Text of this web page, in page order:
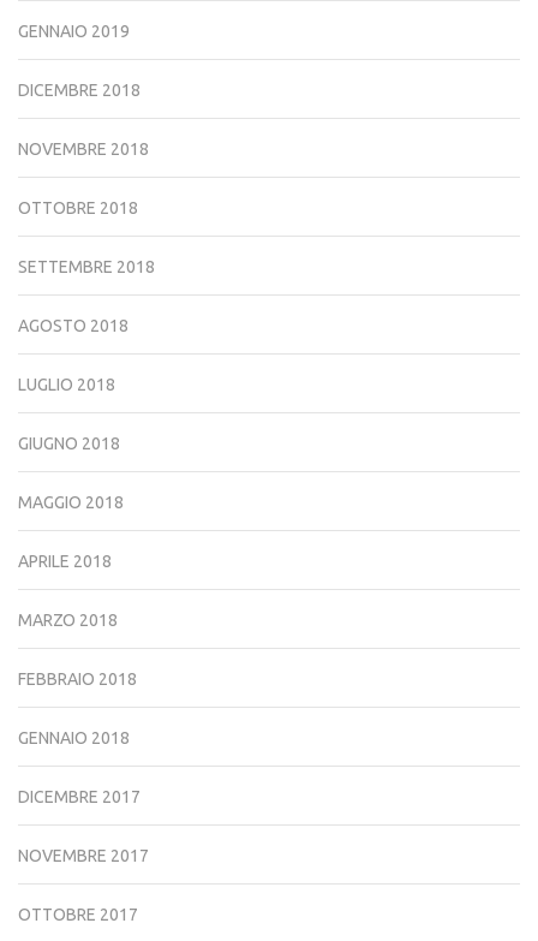
GENNAIO 2019
DICEMBRE 2018
NOVEMBRE 2018
OTTOBRE 2018
SETTEMBRE 2018
AGOSTO 2018
LUGLIO 2018
GIUGNO 2018
MAGGIO 2018
APRILE 2018
MARZO 2018
FEBBRAIO 2018
GENNAIO 2018
DICEMBRE 2017
NOVEMBRE 2017
OTTOBRE 2017